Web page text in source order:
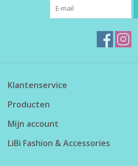
Herensokken
Klantenservice
Producten
Mijn account
LiBi Fashion & Accessories